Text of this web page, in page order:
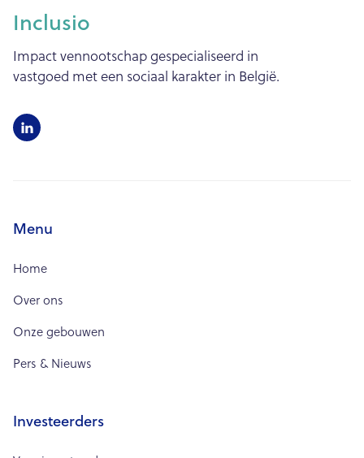
Inclusio
Impact vennootschap gespecialiseerd in
vastgoed met een sociaal karakter in België.

Menu
Home
Over ons
Onze gebouwen
Pers & Nieuws
Investeerders